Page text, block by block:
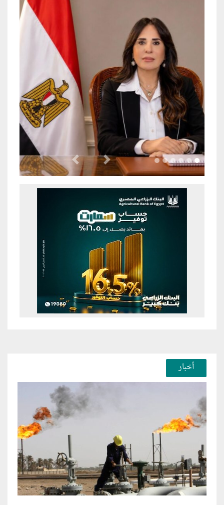
Previous Next
أخبار